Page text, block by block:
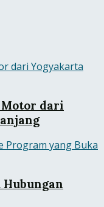
Motor dari
Hubungan